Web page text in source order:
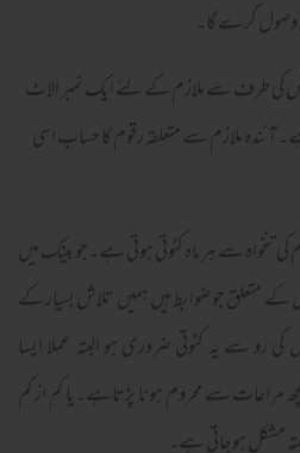
وصول کرے گا۔
کی طرف سے ملازم کے لئے ایک نمبر الاٹ
آئندہ ملازم سے متعلقہ رقوم کا حساب اسی
تنخواہ سے ہر ماہ کٹوتی ہوتی ہے۔جو بینک میں
متعلق جو ضوابط ہیں ہمیں تلاش بسیار کے
کی رو سے یہ کٹوتی ضروری ہو البتہ عملا ایسا
سے محروم ہونا پڑتاہے۔یا کم از کم
مشکل ہوجاتی ہے۔